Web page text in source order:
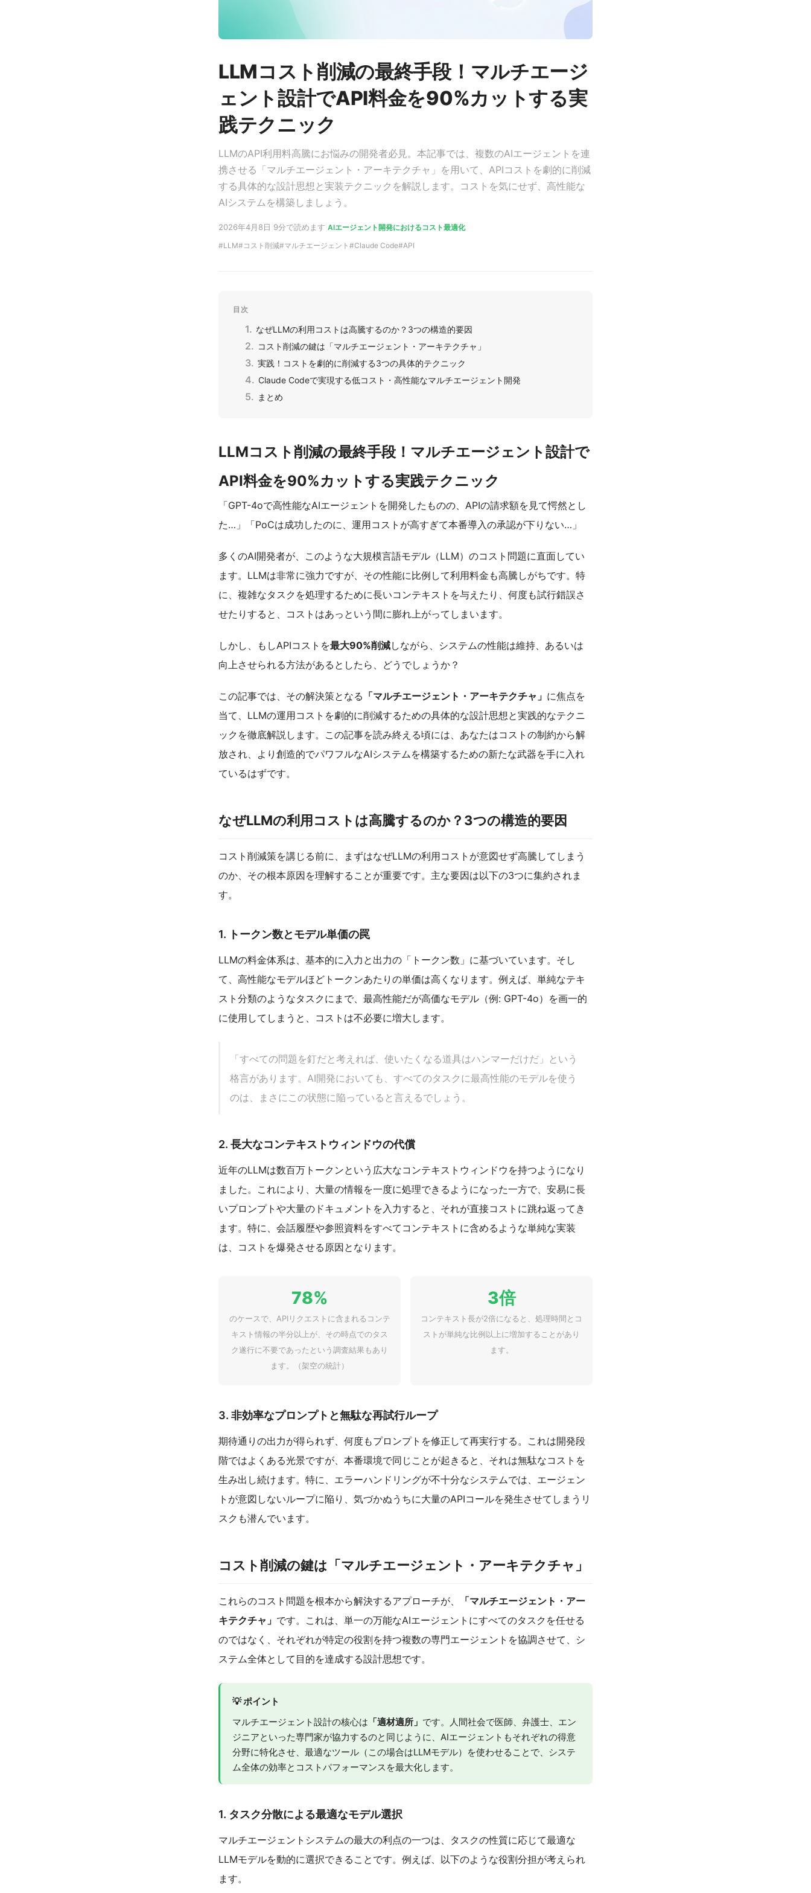
LLMコスト削減の最終手段！マルチエージ
ェント設計でAPI料金を90%カットする実
践テクニック
LLMのAPI利用料高騰にお悩みの開発者必見。本記事では、複数のAIエージェントを連
携させる「マルチエージェント・アーキテクチャ」を用いて、APIコストを劇的に削減
する具体的な設計思想と実装テクニックを解説します。コストを気にせず、高性能な
AIシステムを構築しましょう。
2026年4月8日 9分で読めます AIエージェント開発におけるコスト最適化
LLM
コスト削減 マルチエージェント Claude Code API
目次
なぜLLMの利用コストは高騰するのか？3つの構造的要因
コスト削減の鍵は「マルチエージェント・アーキテクチャ」
実践！コストを劇的に削減する3つの具体的テクニック
Claude Codeで実現する低コスト・高性能なマルチエージェント開発
まとめ
LLMコスト削減の最終手段！マルチエージェント設計で
API料金を90%カットする実践テクニック
「GPT-4oで高性能なAIエージェントを開発したものの、APIの請求額を見て愕然とし
た…」「PoCは成功したのに、運用コストが高すぎて本番導入の承認が下りない…」
多くのAI開発者が、このような大規模言語モデル（LLM）のコスト問題に直面してい
ます。LLMは非常に強力ですが、その性能に比例して利用料金も高騰しがちです。特
に、複雑なタスクを処理するために長いコンテキストを与えたり、何度も試行錯誤さ
せたりすると、コストはあっという間に膨れ上がってしまいます。
しかし、もしAPIコストを最大90%削減しながら、システムの性能は維持、あるいは
向上させられる方法があるとしたら、どうでしょうか？
この記事では、その解決策となる 「マルチエージェント・アーキテクチャ」 に焦点を
当て、LLMの運用コストを劇的に削減するための具体的な設計思想と実践的なテクニ
ックを徹底解説します。この記事を読み終える頃には、あなたはコストの制約から解
放され、より創造的でパワフルなAIシステムを構築するための新たな武器を手に入れ
ているはずです。
なぜLLMの利用コストは高騰するのか？3つの構造的要因
コスト削減策を講じる前に、まずはなぜLLMの利用コストが意図せず高騰してしまう
のか、その根本原因を理解することが重要です。主な要因は以下の3つに集約されま
す。
1. トークン数とモデル単価の罠
LLMの料金体系は、基本的に入力と出力の「トークン数」に基づいています。そし
て、高性能なモデルほどトークンあたりの単価は高くなります。例えば、単純なテキ
スト分類のようなタスクにまで、最高性能だが高価なモデル（例: GPT-4o）を画一的
に使用してしまうと、コストは不必要に増大します。
「すべての問題を釘だと考えれば、使いたくなる道具はハンマーだけだ」という
格言があります。AI開発においても、すべてのタスクに最高性能のモデルを使う
のは、まさにこの状態に陥っていると言えるでしょう。
2. 長大なコンテキストウィンドウの代償
近年のLLMは数百万トークンという広大なコンテキストウィンドウを持つようになり
ました。これにより、大量の情報を一度に処理できるようになった一方で、安易に長
いプロンプトや大量のドキュメントを入力すると、それが直接コストに跳ね返ってき
ます。特に、会話履歴や参照資料をすべてコンテキストに含めるような単純な実装
は、コストを爆発させる原因となります。
78%
のケースで、APIリクエストに含まれるコンテ
キスト情報の半分以上が、その時点でのタス
ク遂行に不要であったという調査結果もあり
ます。（架空の統計）
3倍
コンテキスト長が2倍になると、処理時間とコ
ストが単純な比例以上に増加することがあり
ます。
3. 非効率なプロンプトと無駄な再試行ループ
期待通りの出力が得られず、何度もプロンプトを修正して再実行する。これは開発段
階ではよくある光景ですが、本番環境で同じことが起きると、それは無駄なコストを
生み出し続けます。特に、エラーハンドリングが不十分なシステムでは、エージェン
トが意図しないループに陥り、気づかぬうちに大量のAPIコールを発生させてしまうリ
スクも潜んでいます。
コスト削減の鍵は「マルチエージェント・アーキテクチャ」
これらのコスト問題を根本から解決するアプローチが、
「マルチエージェント・アー
キテクチャ」 です。これは、単一の万能なAIエージェントにすべてのタスクを任せる
のではなく、それぞれが特定の役割を持つ複数の専門エージェントを協調させて、シ
ステム全体として目的を達成する設計思想です。
💡 ポイント
マルチエージェント設計の核心は 「適材適所」 です。人間社会で医師、弁護士、エン
ジニアといった専門家が協力するのと同じように、AIエージェントもそれぞれの得意
分野に特化させ、最適なツール（この場合はLLMモデル）を使わせることで、システ
ム全体の効率とコストパフォーマンスを最大化します。
1. タスク分散による最適なモデル選択
マルチエージェントシステムの最大の利点の一つは、タスクの性質に応じて最適な
LLMモデルを動的に選択できることです。例えば、以下のような役割分担が考えられ
ます。